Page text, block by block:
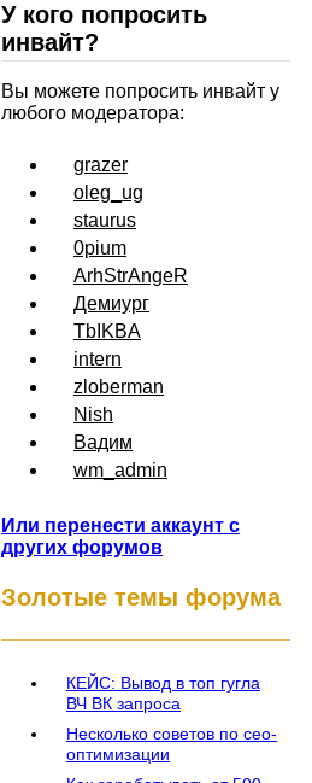
У кого попросить
инвайт?
Вы можете попросить инвайт у
любого модератора:
grazer
oleg_ug
staurus
0pium
ArhStrAngeR
Демиург
TbIKBA
intern
zloberman
Nish
Вадим
wm_admin
Или перенести аккаунт с
других форумов
Золотые темы форума
КЕЙС: Вывод в топ гугла
ВЧ ВК запроса
Несколько советов по сео-
оптимизации